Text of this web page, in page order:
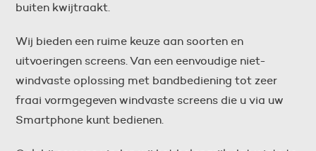
buiten kwijtraakt.
Wij bieden een ruime keuze aan soorten en
uitvoeringen screens. Van een eenvoudige niet-
windvaste oplossing met bandbediening tot zeer
fraai vormgegeven windvaste screens die u via uw
Smartphone kunt bedienen.